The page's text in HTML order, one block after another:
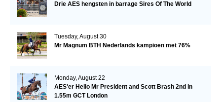
Drie AES hengsten in barrage Sires Of The World
Tuesday, August 30
Mr Magnum BTH Nederlands kampioen met 76%
Monday, August 22
AES'er Hello Mr President and Scott Brash 2nd in
1.55m GCT London